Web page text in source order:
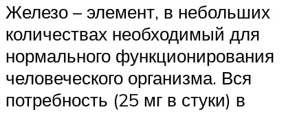
Железо – элемент, в небольших
количествах необходимый для
нормального функционирования
человеческого организма. Вся
потребность (25 мг в стуки) в